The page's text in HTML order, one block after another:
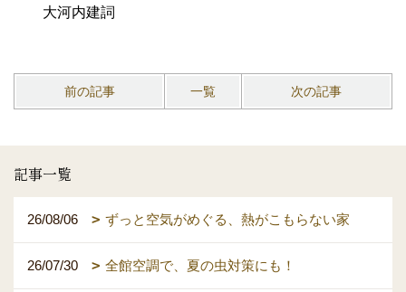
大河内建詞
前の記事 一覧 次の記事
記事一覧
26/08/06 ずっと空気がめぐる、熱がこもらない家
26/07/30 全館空調で、夏の虫対策にも！